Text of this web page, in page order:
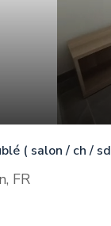
( salon / ch /
FR